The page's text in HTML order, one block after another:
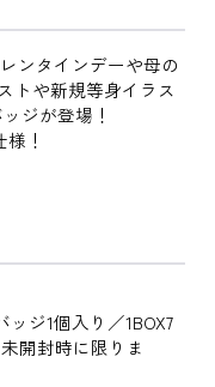
ンタインデーや母の
トや新規等身イラス
ジが登場！
！
ジ1個入り／1BOX7
開封時に限りま